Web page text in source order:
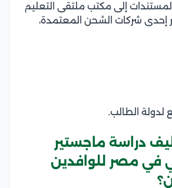
إلى مكتب ملتقى التعليم
إحدى شركات الشحن المعتمدة،
لدولة الطالب.
دراسة ماجستير
في مصر للوافدين